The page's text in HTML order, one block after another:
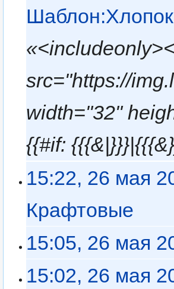
Шаблон:Хлопок
src="https://
width="32"
{{#if:
15:22, 26 мая
Крафтовые
15:05, 26 мая
15:02, 26 мая